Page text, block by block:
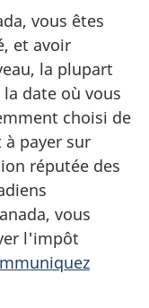
vous êtes
et avoir
la plupart
date où vous
choisi de
payer sur
réputée des
vous
l'impôt